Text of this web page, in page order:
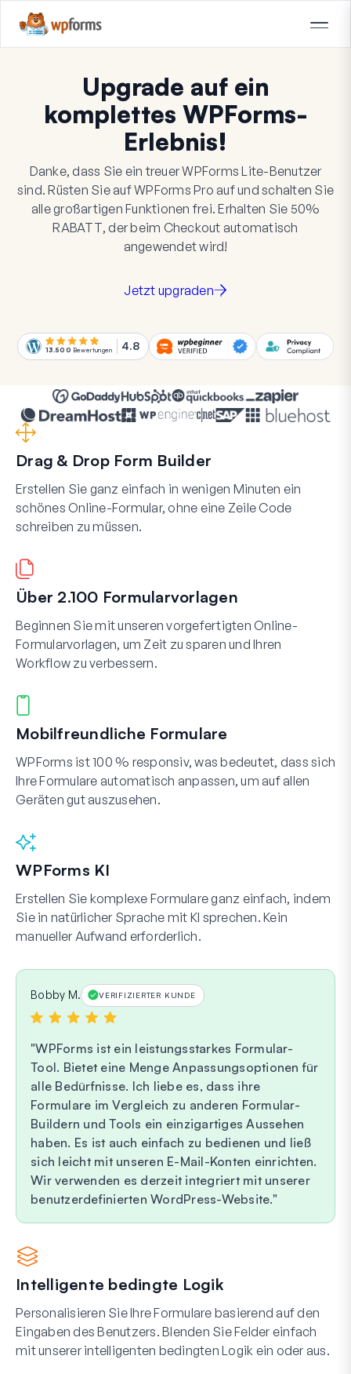
Upgrade auf ein
komplettes WPForms-
Erlebnis!
Danke, dass Sie ein treuer WPForms Lite-Benutzer
sind. Rüsten Sie auf WPForms Pro auf und schalten Sie
alle großartigen Funktionen frei. Erhalten Sie 50%
RABATT, der beim Checkout automatisch
angewendet wird!
Jetzt upgraden
13.500 Bewertungen 4.8
Drag & Drop Form Builder
Erstellen Sie ganz einfach in wenigen Minuten ein
schönes Online-Formular, ohne eine Zeile Code
schreiben zu müssen.
Über 2.100 Formularvorlagen
Beginnen Sie mit unseren vorgefertigten Online-
Formularvorlagen, um Zeit zu sparen und Ihren
Workflow zu verbessern.
Mobilfreundliche Formulare
WPForms ist 100 % responsiv, was bedeutet, dass sich
Ihre Formulare automatisch anpassen, um auf allen
Geräten gut auszusehen.
WPForms KI
Erstellen Sie komplexe Formulare ganz einfach, indem
Sie in natürlicher Sprache mit KI sprechen. Kein
manueller Aufwand erforderlich.
Bobby M. VERIFIZIERTER KUNDE
WPForms ist ein leistungsstarkes Formular-
Tool. Bietet eine Menge Anpassungsoptionen für
alle Bedürfnisse. Ich liebe es, dass ihre
Formulare im Vergleich zu anderen Formular-
Buildern und Tools ein einzigartiges Aussehen
haben. Es ist auch einfach zu bedienen und ließ
sich leicht mit unseren E-Mail-Konten einrichten.
Wir verwenden es derzeit integriert mit unserer
benutzerdefinierten WordPress-Website.
Intelligente bedingte Logik
Personalisieren Sie Ihre Formulare basierend auf den
Eingaben des Benutzers. Blenden Sie Felder einfach
mit unserer intelligenten bedingten Logik ein oder aus.